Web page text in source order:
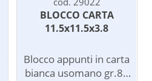
BLOCCO CARTA
11.5x11.5x3.8
Blocco appunti in carta
bianca usomano gr.80